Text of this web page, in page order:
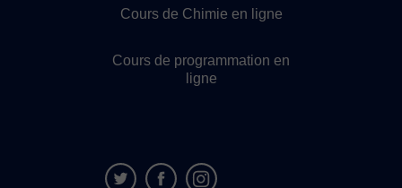
Cours de Chimie en ligne
Cours de programmation en
ligne